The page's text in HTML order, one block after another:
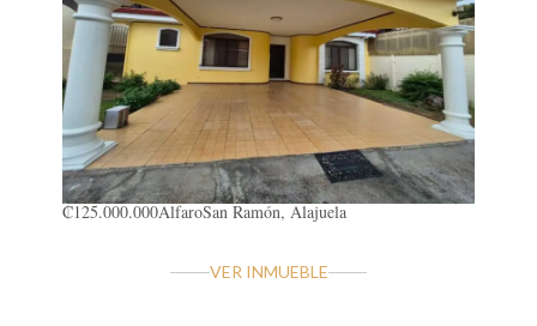
₡125.000.000AlfaroSan Ramón, Alajuela
VER INMUEBLE